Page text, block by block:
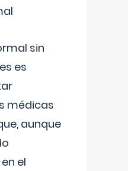
sin
es
médicas
aunque
el